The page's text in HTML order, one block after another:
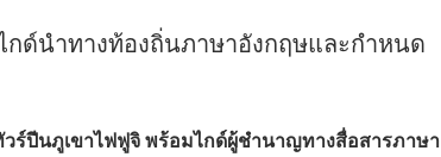
ด์นำทางท้องถิ่นภาษาอังกฤษและกำหนด
ร์ปีนภูเขาไฟฟูจิ พร้อมไกด์ผู้ชำนาญทางสื่อสารภาษา